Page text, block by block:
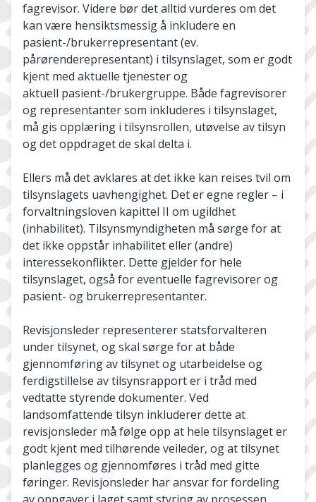
fagrevisor. Videre bør det alltid vurderes om det
kan være hensiktsmessig å inkludere en
pasient-/brukerrepresentant (ev.
pårørenderepresentant) i tilsynslaget, som er godt
kjent med aktuelle tjenester og
aktuell pasient-/brukergruppe. Både fagrevisorer
og representanter som inkluderes i tilsynslaget,
må gis opplæring i tilsynsrollen, utøvelse av tilsyn
og det oppdraget de skal delta i.
Ellers må det avklares at det ikke kan reises tvil om
tilsynslagets uavhengighet. Det er egne regler – i
forvaltningsloven kapittel II om ugildhet
(inhabilitet). Tilsynsmyndigheten må sørge for at
det ikke oppstår inhabilitet eller (andre)
interessekonflikter. Dette gjelder for hele
tilsynslaget, også for eventuelle fagrevisorer og
pasient- og brukerrepresentanter.
Revisjonsleder representerer statsforvalteren
under tilsynet, og skal sørge for at både
gjennomføring av tilsynet og utarbeidelse og
ferdigstillelse av tilsynsrapport er i tråd med
vedtatte styrende dokumenter. Ved
landsomfattende tilsyn inkluderer dette at
revisjonsleder må følge opp at hele tilsynslaget er
godt kjent med tilhørende veileder, og at tilsynet
planlegges og gjennomføres i tråd med gitte
føringer. Revisjonsleder har ansvar for fordeling